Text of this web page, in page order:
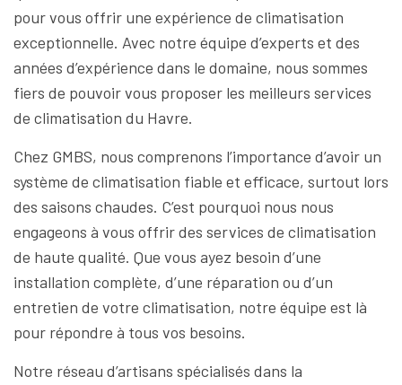
pour vous offrir une expérience de climatisation
exceptionnelle. Avec notre équipe d’experts et des
années d’expérience dans le domaine, nous sommes
fiers de pouvoir vous proposer les meilleurs services
de climatisation du Havre.
Chez GMBS, nous comprenons l’importance d’avoir un
système de climatisation fiable et efficace, surtout lors
des saisons chaudes. C’est pourquoi nous nous
engageons à vous offrir des services de climatisation
de haute qualité. Que vous ayez besoin d’une
installation complète, d’une réparation ou d’un
entretien de votre climatisation, notre équipe est là
pour répondre à tous vos besoins.
Notre réseau d’artisans spécialisés dans la